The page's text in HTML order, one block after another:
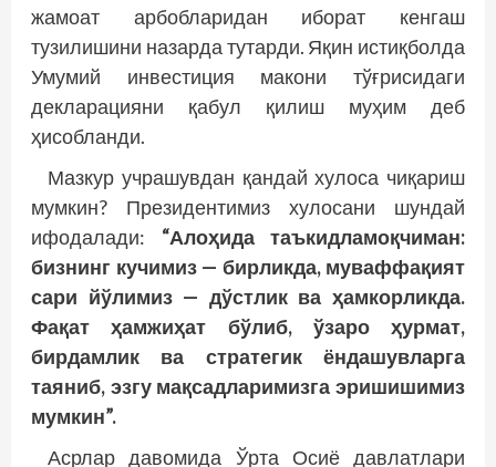
жамоат арбобларидан иборат кенгаш
тузилишини назарда тутарди. Яқин истиқболда
Умумий инвестиция макони тўғрисидаги
декларацияни қабул қилиш муҳим деб
ҳисобланди.
Мазкур учрашувдан қандай хулоса чиқариш
мумкин? Президентимиз хулосани шундай
ифодалади: “Алоҳида таъкидламоқчиман:
бизнинг кучимиз — бирликда, муваффақият
сари йўлимиз — дўстлик ва ҳамкорликда.
Фақат ҳамжиҳат бўлиб, ўзаро ҳурмат,
бирдамлик ва стратегик ёндашувларга
таяниб, эзгу мақсадларимизга эришишимиз
мумкин”.
Асрлар давомида Ўрта Осиё давлатлари